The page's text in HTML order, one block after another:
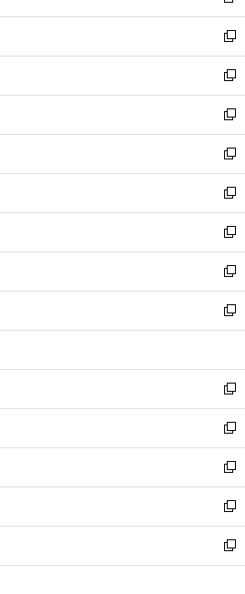
ウ
で
開
く
ン
ド
ウ
で
開
く
ウ
ィ
ン
ド
ウ
で
開
く
し
い
ウ
ィ
ン
ド
ウ
で
開
く
新
し
い
ウ
ィ
ン
ド
ウ
で
開
く
新
し
い
ウ
ィ
ン
ド
ウ
で
開
く
新
し
い
ウ
ィ
ン
ド
ウ
で
開
く
新
し
い
ウ
ィ
ン
ド
ウ
で
開
新
し
い
ウ
ィ
ン
ド
ウ
開
く
新
し
い
ウ
ィ
ン
ウ
で
開
く
新
し
い
ウ
ン
ド
ウ
で
開
く
新
し
ウ
ィ
ン
ド
ウ
で
開
く
新
し
い
ウ
ィ
ン
ド
ウ
で
開
新
し
い
ウ
ィ
ン
ド
ウ
新
し
い
ウ
ィ
ン
新
し
い
ウ
新
し